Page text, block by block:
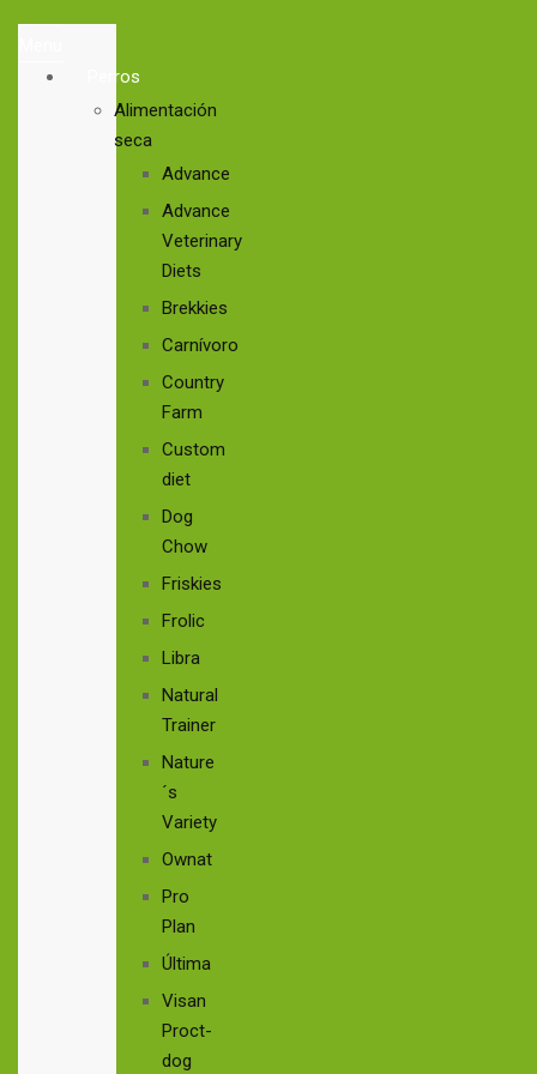
Perros
Alimentación
seca
Advance
Advance
Veterinary
Diets
Brekkies
Carnívoro
Country
Farm
Custom
diet
Dog
Chow
Friskies
Frolic
Libra
Natural
Trainer
Nature
´s
Variety
Ownat
Pro
Plan
Última
Visan
Proct-
dog